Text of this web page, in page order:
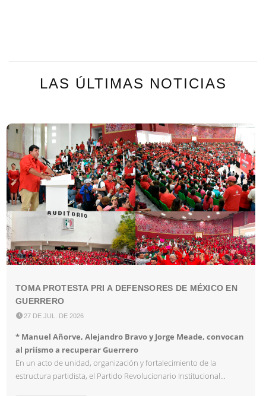
LAS ÚLTIMAS NOTICIAS
TOMA PROTESTA PRI A DEFENSORES DE MÉXICO EN
GUERRERO
 27 DE JUL. DE 2026
* Manuel Añorve, Alejandro Bravo y Jorge Meade, convocan
al priísmo a recuperar Guerrero
En un acto de unidad, organización y fortalecimiento de la
estructura partidista, el Partido Revolucionario Institucional...